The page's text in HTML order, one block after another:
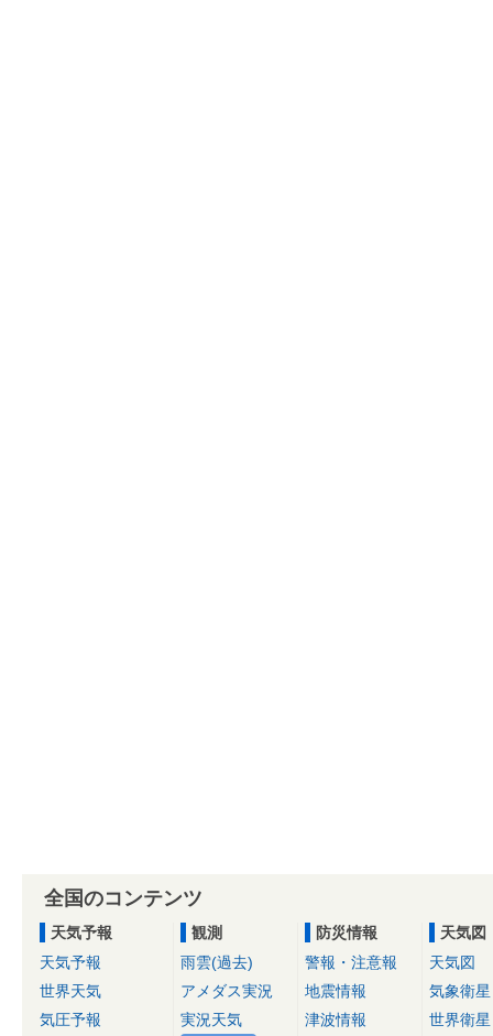
全国のコンテンツ
天気予報
天気予報
世界天気
気圧予報
観測
雨雲(過去)
アメダス実況
実況天気
防災情報
警報・注意報
地震情報
津波情報
天気図
天気図
気象衛星
世界衛星